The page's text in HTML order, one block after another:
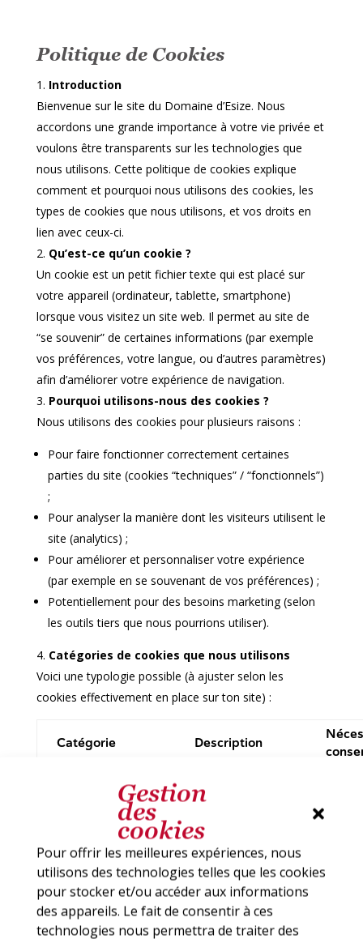
Gestion
des
cookies
Pour offrir les meilleures expériences, nous
utilisons des technologies telles que les cookies
pour stocker et/ou accéder aux informations
des appareils. Le fait de consentir à ces
technologies nous permettra de traiter des
Politique de Cookies
Introduction
Bienvenue sur le site du Domaine d’Esize. Nous
accordons une grande importance à votre vie privée et
voulons être transparents sur les technologies que
nous utilisons. Cette politique de cookies explique
comment et pourquoi nous utilisons des cookies, les
types de cookies que nous utilisons, et vos droits en
lien avec ceux-ci.
Qu’est-ce qu’un cookie ?
Un cookie est un petit fichier texte qui est placé sur
votre appareil (ordinateur, tablette, smartphone)
lorsque vous visitez un site web. Il permet au site de
“se souvenir” de certaines informations (par exemple
vos préférences, votre langue, ou d’autres paramètres)
afin d’améliorer votre expérience de navigation.
Pourquoi utilisons-nous des cookies ?
Nous utilisons des cookies pour plusieurs raisons :
Pour faire fonctionner correctement certaines
parties du site (cookies “techniques” / “fonctionnels”)
;
Pour analyser la manière dont les visiteurs utilisent le
site (analytics) ;
Pour améliorer et personnaliser votre expérience
(par exemple en se souvenant de vos préférences) ;
Potentiellement pour des besoins marketing (selon
les outils tiers que nous pourrions utiliser).
Catégories de cookies que nous utilisons
Voici une typologie possible (à ajuster selon les
cookies effectivement en place sur ton site) :
Catégorie Description
strictement
nécessaires
sont essentiels
fonctionnement
du site (par
exemple, pour
la navigation, la
sécurité, la
connexion)